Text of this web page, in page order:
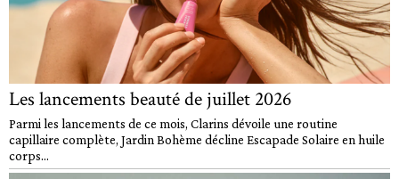
Les lancements beauté de juillet 2026
Parmi les lancements de ce mois, Clarins dévoile une routine
capillaire complète, Jardin Bohème décline Escapade Solaire en huile
corps...